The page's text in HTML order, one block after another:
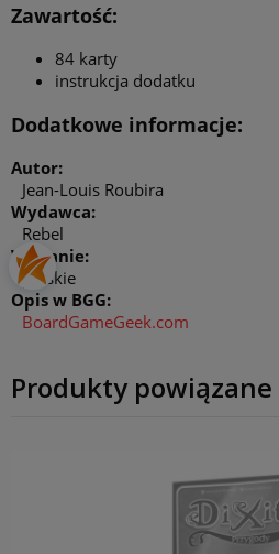
Zawartość:
84 karty
instrukcja dodatku
Dodatkowe informacje:
Autor:
Jean-Louis Roubira
Wydawca:
Rebel
Wydanie:
polskie
Opis w BGG:
BoardGameGeek.com
Produkty powiązane